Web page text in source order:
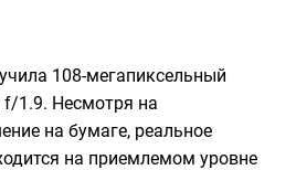
108-мегапиксельный
1.9. Несмотря на
на бумаге, реальное
на приемлемом уровне